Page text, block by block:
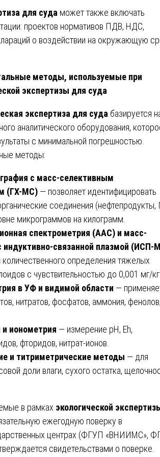
для суда может также включать
проектов нормативов ПДВ, НДС,
о воздействии на окружающую
методы, используемые при
экспертизы для суда
экспертиза для суда базируется
аналитического оборудования,
с минимальной погрешностью.
методы:
с масс-селективным
(ГХ-МС) — позволяет идентифицировать
соединения (нефтепродукты,
микрограммов на килограмм.
спектрометрия (ААС) и масс-
индуктивно-связанной плазмой (ИСП-
определения тяжелых
с чувствительностью до 0,001 мг/кг.
в УФ и видимой области —
нитратов, фосфатов, аммония, фенолов,
ионометрия — измерение рН, Eh,
фторидов, нитрат-ионов.
и титриметрические методы — для
доли влаги, сухого остатка,
в рамках экологической
ежегодную поверку в
центрах (ФГУП «ВНИИМС»,
свидетельствами о поверке.